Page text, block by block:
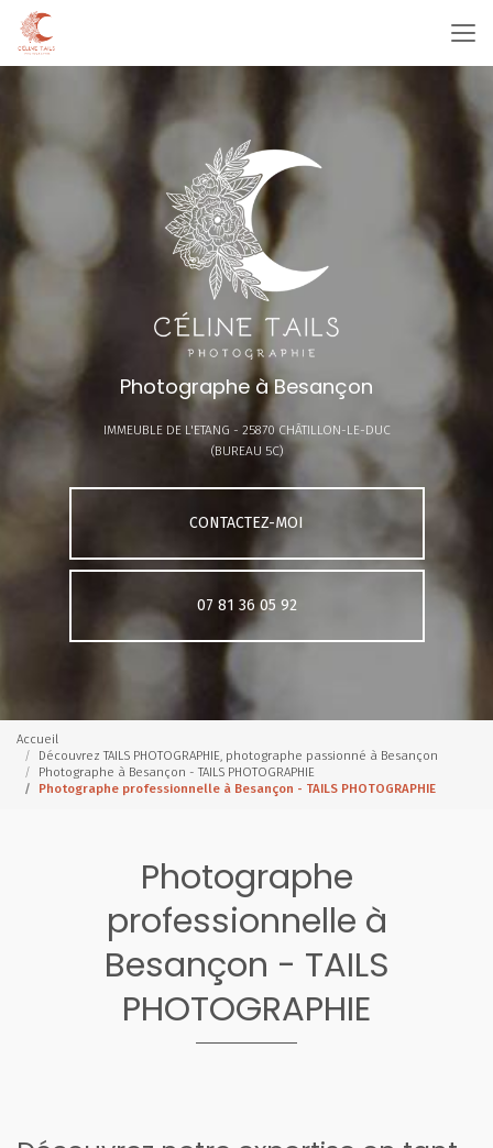
Aller
contenu
Photographe à Besançon
IMMEUBLE DE L'ETANG - 25870 CHÂTILLON-LE-DUC
(BUREAU 5C)
CONTACTEZ-MOI
07 81 36 05 92
Accueil
Découvrez TAILS PHOTOGRAPHIE, photographe passionné à Besançon
Photographe à Besançon - TAILS PHOTOGRAPHIE
Photographe professionnelle à Besançon - TAILS PHOTOGRAPHIE
Photographe
professionnelle à
Besançon - TAILS
PHOTOGRAPHIE